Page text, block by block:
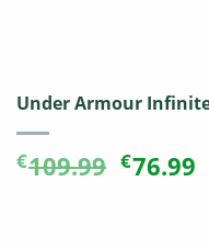
Under Armour Infinite
€109.99 Original
€76.99Η